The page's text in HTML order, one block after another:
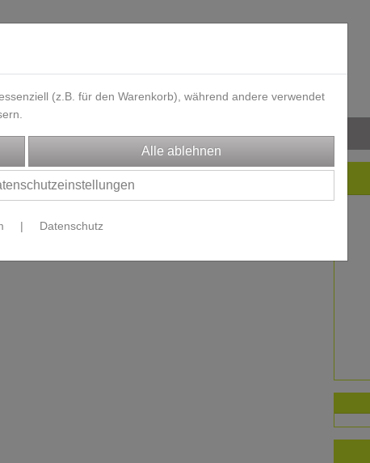
Gutscheine Designbeispiele Impressum
(z.B. für den Warenkorb), während andere verwendet
| Datenschutz